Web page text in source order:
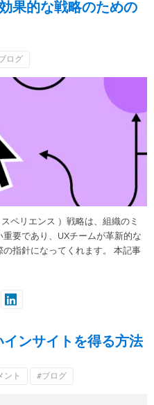
果的な戦略のための
ログ
ペリエンス ）戦略は、組織のミ
要であり、UXチームが革新的な
指針になってくれます。 本記事
ンサイトを得る方法
ント #ブログ